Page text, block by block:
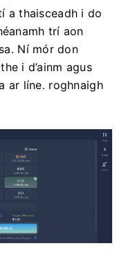
a thaisceadh i do
trí aon
Ní mór don
i d’ainm agus
ar líne. roghnaigh